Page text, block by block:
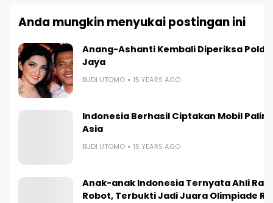
Anda mungkin menyukai postingan ini
Anang-Ashanti Kembali Diperiksa
Jaya
BUDI UTOMO 15 YEARS AGO
Indonesia Berhasil Ciptakan Mobil
Asia
BUDI UTOMO 15 YEARS AGO
Anak-anak Indonesia Ternyata Ahli
Robot, Terbukti Jadi Juara Olimpiade